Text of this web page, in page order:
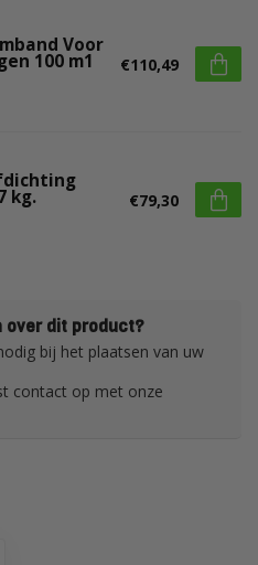
Voor
100 m1 €110,49
kg. €79,30
over dit product?
bij het plaatsen van uw
contact op met onze